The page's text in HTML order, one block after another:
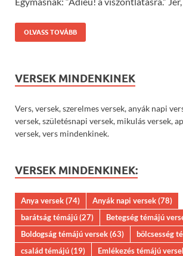
OLVASS TOVÁBB
VERSEK MINDENKINEK
Vers, versek, szerelmes versek, anyák napi
versek, születésnapi versek, mikulás versek,
versek, vers mindenkinek.
VERSEK MINDENKINEK:
Anya versek(74) Anyák napi versek(78)
barátság témájú(27) Betegség témájú
Boldogság témájú versek(63) bölcsesség
család témájú(19) Emlékezés témájú